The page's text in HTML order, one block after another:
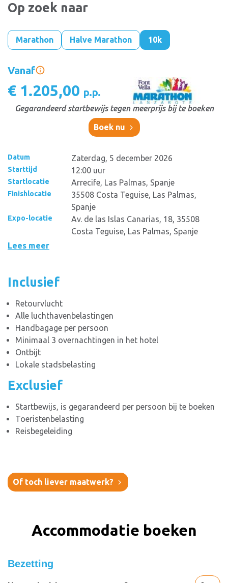
Op zoek naar
Marathon Halve Marathon 10k
Vanaf
€ 1.205,00 p.p.
Gegarandeerd startbewijs tegen meerprijs bij te boeken
Boek nu
Datum Zaterdag, 5 december 2026
Starttijd 12:00 uur
Startlocatie Arrecife, Las Palmas, Spanje
Finishlocatie
35508 Costa Teguise, Las Palmas,
Spanje
Expo-locatie
Av. de las Islas Canarias, 18, 35508
Costa Teguise, Las Palmas, Spanje
Lees meer
Inclusief
Retourvlucht
Alle luchthavenbelastingen
Handbagage per persoon
Minimaal 3 overnachtingen in het hotel
Ontbijt
Lokale stadsbelasting
Exclusief
Startbewijs, is gegarandeerd per persoon bij te boeken
Toeristenbelasting
Reisbegeleiding
Of toch liever maatwerk?
Accommodatie boeken
Bezetting